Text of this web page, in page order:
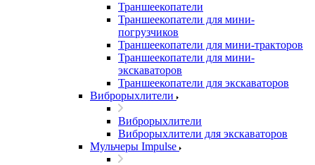
Траншеекопатели
Траншеекопатели для мини-
погрузчиков
Траншеекопатели для мини-тракторов
Траншеекопатели для мини-
экскаваторов
Траншеекопатели для экскаваторов
Виброрыхлители
Виброрыхлители
Виброрыхлители для экскаваторов
Мульчеры Impulse